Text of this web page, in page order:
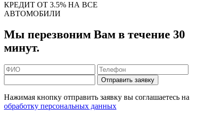
КРЕДИТ ОТ 3.5% НА ВСЕ
АВТОМОБИЛИ
Мы перезвоним Вам в течение 30
минут.
Отправить заявку
Нажимая кнопку отправить заявку вы соглашаетесь на
обработку персональных данных